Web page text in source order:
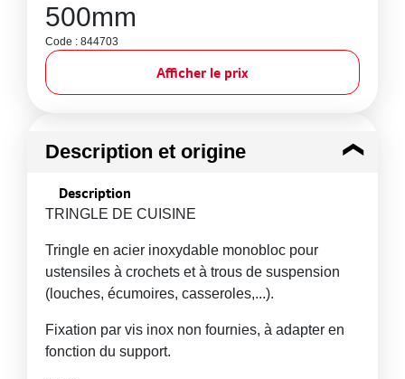
500mm
Code : 844703
Afficher le prix
Description et origine
Description
TRINGLE DE CUISINE
Tringle en acier inoxydable monobloc pour
ustensiles à crochets et à trous de suspension
(louches, écumoires, casseroles,...).
Fixation par vis inox non fournies, à adapter en
fonction du support.